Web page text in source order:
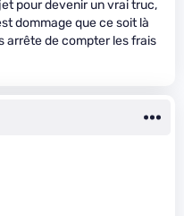
pour devenir un vrai truc,
dommage que ce soit là
arrête de compter les frais